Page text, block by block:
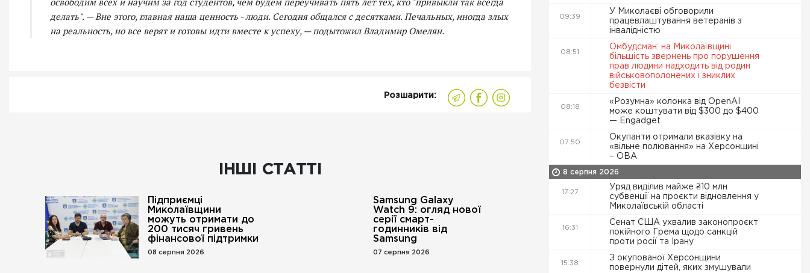
делать". — Вне этого, главная наша ценность - люди. Сегодня общался с десятками. Печальных, иногда злых
на реальность, но все верят и готовы идти вместе к успеху, — подытожил Владимир Омелян.
Розшарити:
ІНШІ СТАТТІ
Підприємці
Миколаївщини
можуть отримати до
200 тисяч гривень
фінансової підтримки
08 серпня 2026
Samsung Galaxy
Watch 9: огляд нової
серії смарт-
годинників від
Samsung
07 серпня 2026
09:39
У Миколаєві обговорили
працевлаштування ветеранів з
інвалідністю
08:51
Омбудсман: на Миколаївщині
більшість звернень про порушення
прав людини надходить від родин
військовополонених і зниклих
безвісти
08:18
«Розумна» колонка від OpenAI
може коштувати від $300 до $400
— Engadget
07:50
Окупанти отримали вказівку на
«вільне полювання» на Херсонщині
– ОВА
8 серпня 2026
17:27
Уряд виділив майже ₴10 млн
субвенції на проєкти відновлення у
Миколаївській області
16:31
Сенат США ухвалив законопроєкт
покійного Грема щодо санкцій
проти росії та Ірану
15:38
З окупованої Херсонщини
повернули дітей, яких змушували